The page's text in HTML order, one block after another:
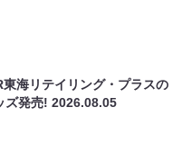
海リテイリング・プラスの
ズ発売!2026.08.05